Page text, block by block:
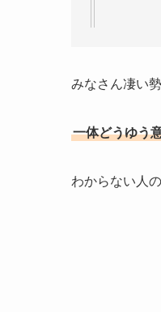
みなさん凄い
一体どうゆう
わからない人